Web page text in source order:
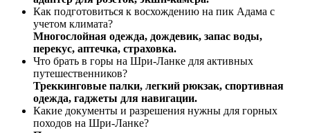
Как подготовиться к восхождению на пик Адама с
учетом климата?
Многослойная одежда, дождевик, запас воды,
перекус, аптечка, страховка.
Что брать в горы на Шри-Ланке для активных
путешественников?
Треккинговые палки, легкий рюкзак, спортивная
одежда, гаджеты для навигации.
Какие документы и разрешения нужны для горных
походов на Шри-Ланке?